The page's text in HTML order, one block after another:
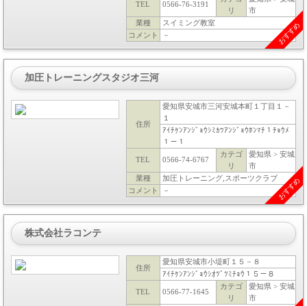
TEL 0566-76-3191
リ
市
業種
スイミング教室
コメント
－ おすすめ
加圧トレーニングスタジオ三河
住所
愛知県安城市三河安城本町１丁目１－
１
ｱｲﾁｹﾝｱﾝｼﾞｮｳｼﾐｶﾜｱﾝｼﾞｮｳﾎﾝﾏﾁ１ﾁｮｳﾒ
１－１
TEL 0566-74-6767
カテゴ
リ
愛知県 > 安城
市
業種
加圧トレーニング,スポーツクラブ
コメント
－ おすすめ
株式会社ラコンテ
住所
愛知県安城市小堤町１５－８
ｱｲﾁｹﾝｱﾝｼﾞｮｳｼｵﾂﾞﾂﾐﾁｮｳ１５－８
TEL 0566-77-1645
カテゴ
リ
愛知県 > 安城
市